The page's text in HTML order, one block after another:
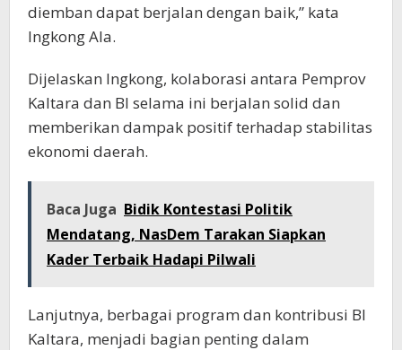
diemban dapat berjalan dengan baik,” kata
Ingkong Ala.
Dijelaskan Ingkong, kolaborasi antara Pemprov
Kaltara dan BI selama ini berjalan solid dan
memberikan dampak positif terhadap stabilitas
ekonomi daerah.
Baca Juga Bidik Kontestasi Politik
Mendatang, NasDem Tarakan Siapkan
Kader Terbaik Hadapi Pilwali
Lanjutnya, berbagai program dan kontribusi BI
Kaltara, menjadi bagian penting dalam